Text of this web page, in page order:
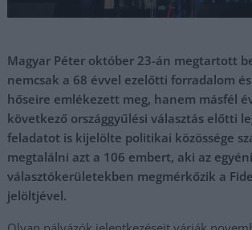
Magyar Péter október 23-án megtartott
nemcsak a 68 évvel ezelőtti forradalom
hőseire emlékezett meg, hanem másfél
következő országgyűlési választás előtti
feladatot is kijelölte politikai közössége
megtalálni azt a 106 embert, aki az egyéni
választókerületekben megmérkőzik a
jelöltjével.